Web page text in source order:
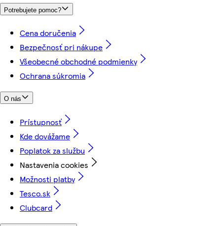
Potrebujete pomoc?
Cena doručenia
Bezpečnosť pri nákupe
Všeobecné obchodné podmienky
Ochrana súkromia
O nás
Prístupnosť
Kde dovážame
Poplatok za službu
Nastavenia cookies
Možnosti platby
Tesco.sk
Clubcard